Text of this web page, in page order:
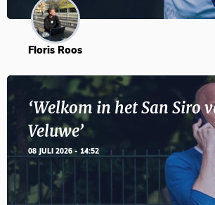
Floris Roos
‘Welkom in het San Siro
Veluwe’
08 JULI 2026 - 14:52